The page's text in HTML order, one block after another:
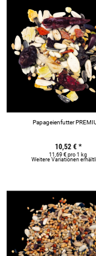
Papageienfutter
10,52 €*
11,69 € pro 1 kg
Weitere Variationen